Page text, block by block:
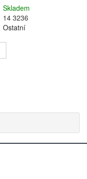
Skladem
14 3236
Ostatní